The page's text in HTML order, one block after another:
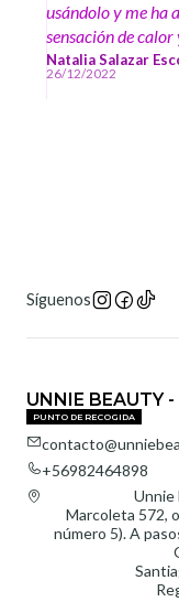
usándolo y me ha
sensación de
crema calmante
rosácea). No me
Natalia Salazar
26/12/2022
Síguenos
UNNIE BEAUTY
PUNTO DE RECOGIDA
+56982464898
Unnie
Marcoleta 572,
número 5). A